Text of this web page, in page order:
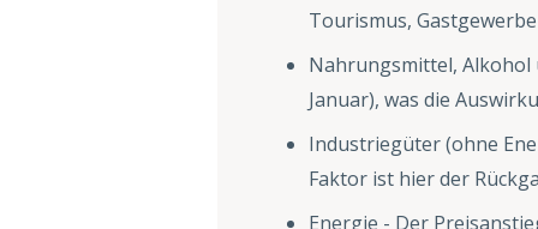
Tourismus,
Nahrungsmittel, Alkohol
Januar), was die
Industriegüter (ohne
Faktor ist hier der
Energie - Der